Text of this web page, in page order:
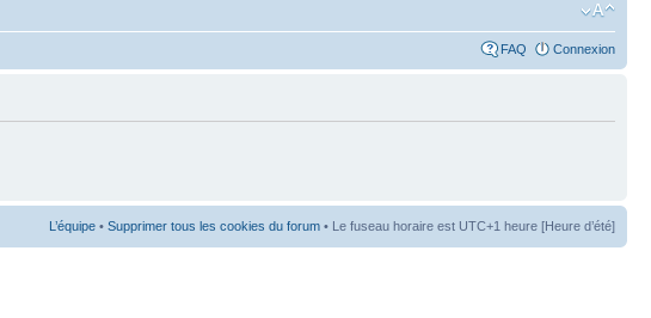
FAQ Connexion
L’équipe • Supprimer tous les cookies du forum • Le fuseau horaire est UTC+1 heure [Heure d’été]